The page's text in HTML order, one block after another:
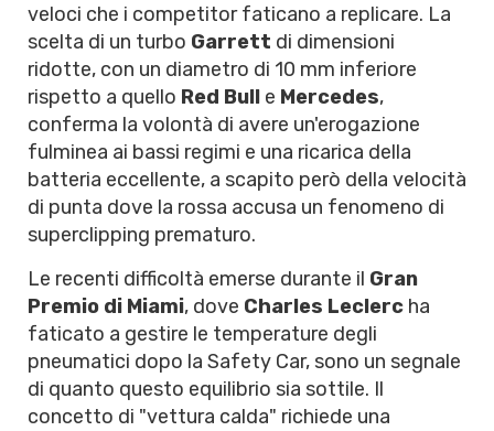
veloci che i competitor faticano a replicare. La
scelta di un turbo Garrett di dimensioni
ridotte, con un diametro di 10 mm inferiore
rispetto a quello Red Bull e Mercedes,
conferma la volontà di avere un'erogazione
fulminea ai bassi regimi e una ricarica della
batteria eccellente, a scapito però della velocità
di punta dove la rossa accusa un fenomeno di
superclipping prematuro.
Le recenti difficoltà emerse durante il Gran
Premio di Miami, dove Charles Leclerc ha
faticato a gestire le temperature degli
pneumatici dopo la Safety Car, sono un segnale
di quanto questo equilibrio sia sottile. Il
concetto di "vettura calda" richiede una